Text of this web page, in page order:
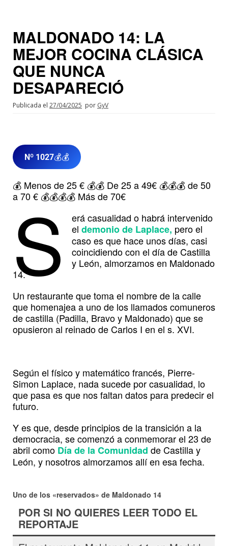
MALDONADO 14: LA
MEJOR COCINA CLÁSICA
QUE NUNCA
DESAPARECIÓ
Publicada el 27/04/2025 por GyV
Nº 1027💰💰
💰 Menos de 25 € 💰💰 De 25 a 49€ 💰💰💰 de 50
a 70 € 💰💰💰💰 Más de 70€
S
erá casualidad o habrá intervenido
eldemonio de Laplace, pero el
caso es que hace unos días, casi
coincidiendo con el día de Castilla
y León, almorzamos en Maldonado
14.
Un restaurante que toma el nombre de la calle
que homenajea a uno de los llamados comuneros
de castilla (Padilla, Bravo y Maldonado) que se
opusieron al reinado de Carlos I en el s. XVI.
Según el físico y matemático francés, Pierre-
Simon Laplace, nada sucede por casualidad, lo
que pasa es que nos faltan datos para predecir el
futuro.
Y es que, desde principios de la transición a la
democracia, se comenzó a conmemorar el 23 de
abril como Día de la Comunidad de Castilla y
León, y nosotros almorzamos allí en esa fecha.
Uno de los «reservados» de Maldonado 14
POR SI NO QUIERES LEER TODO EL
REPORTAJE